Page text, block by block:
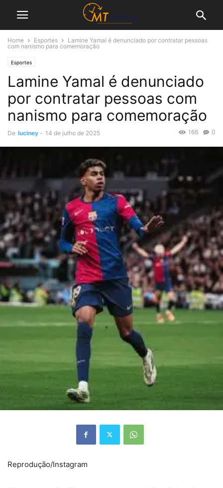
Home Esportes
Lamine Yamal é denunciado por contratar pessoas
com nanismo para comemoração
Esportes
Lamine Yamal é denunciado
por contratar pessoas com
nanismo para comemoração
De luciney - 14 de julho de 2025 0
166
Reprodução/Instagram